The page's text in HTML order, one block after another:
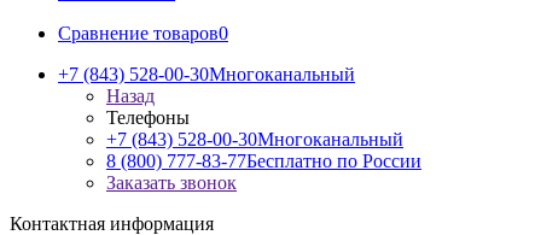
Сравнение товаров0
+7 (843) 528-00-30Многоканальный
Назад
Телефоны
+7 (843) 528-00-30Многоканальный
8 (800) 777-83-77Бесплатно по России
Заказать звонок
Контактная информация